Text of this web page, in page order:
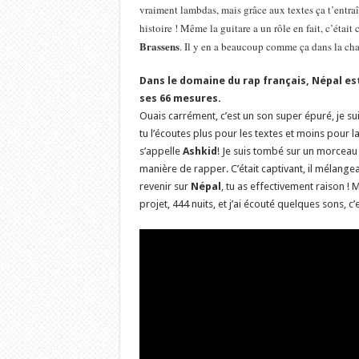
vraiment lambdas, mais grâce aux textes ça
histoire ! Même la guitare a un rôle en fait,
Brassens. Il y en a beaucoup comme ça dans la
Dans le domaine du rap français, Népal
ses 66 mesures.
Ouais carrément, c’est un son super épuré, je
tu l’écoutes plus pour les textes et moins pour
s’appelle Ashkid! Je suis tombé sur un
manière de rapper. C’était captivant, il
revenir sur Népal , tu as effectivement raison !
projet, 444 nuits, et j’ai écouté quelques sons,